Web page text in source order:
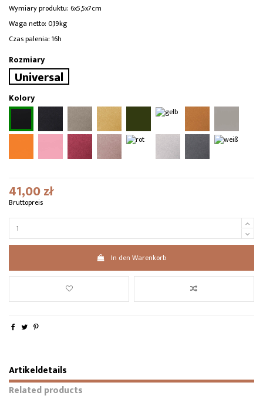
Wymiary produktu: 6x5,5x7cm
Waga netto: 0,19kg
Czas palenia: 16h
Rozmiary
Universal
Kolory
41,00 zł
Bruttopreis
In den Warenkorb
Artikeldetails
Related products